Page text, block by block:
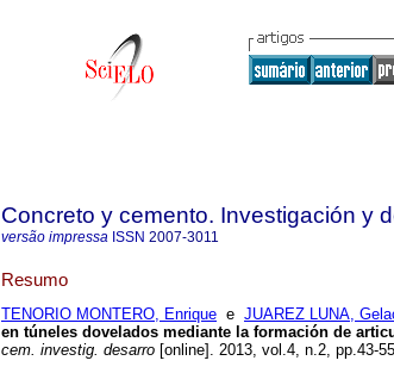
Concreto y cemento. Investigación y
versão impressa ISSN 2007-3011
Resumo
TENORIO MONTERO, Enrique e JUAREZ LUNA,
en túneles dovelados mediante la formación de
cem. investig. desarro [online]. 2013, vol.4, n.2, pp.43-